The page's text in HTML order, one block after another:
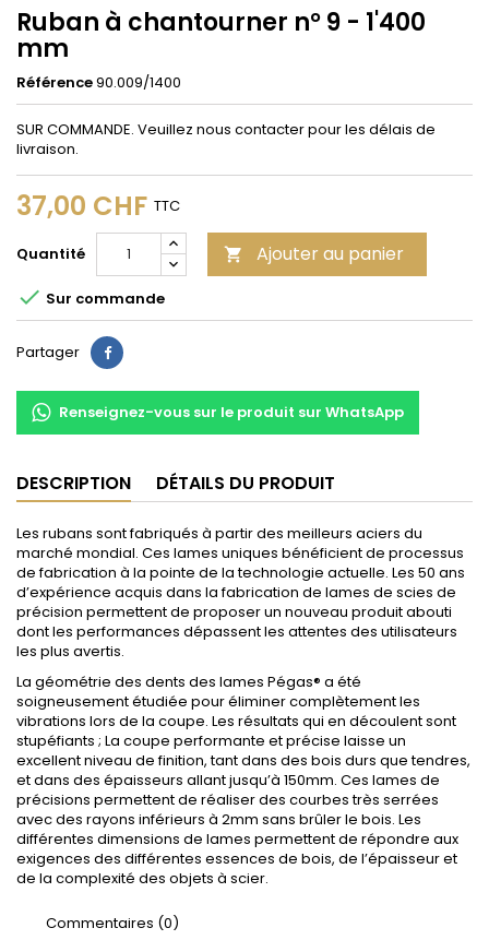
Ruban à chantourner n° 9 - 1'400
mm
Référence90.009/1400
SUR COMMANDE. Veuillez nous contacter pour les délais de
livraison.
37,00 CHF TTC
Quantité  Ajouter au panier
 Sur commande
Partager Partager
Renseignez-vous sur le produit sur WhatsApp
DESCRIPTION DÉTAILS DU PRODUIT
Les rubans sont fabriqués à partir des meilleurs aciers du
marché mondial. Ces lames uniques bénéficient de processus
de fabrication à la pointe de la technologie actuelle. Les 50 ans
d’expérience acquis dans la fabrication de lames de scies de
précision permettent de proposer un nouveau produit abouti
dont les performances dépassent les attentes des utilisateurs
les plus avertis.
La géométrie des dents des lames Pégas® a été
soigneusement étudiée pour éliminer complètement les
vibrations lors de la coupe. Les résultats qui en découlent sont
stupéfiants ; La coupe performante et précise laisse un
excellent niveau de finition, tant dans des bois durs que tendres,
et dans des épaisseurs allant jusqu’à 150mm. Ces lames de
précisions permettent de réaliser des courbes très serrées
avec des rayons inférieurs à 2mm sans brûler le bois. Les
différentes dimensions de lames permettent de répondre aux
exigences des différentes essences de bois, de l’épaisseur et
de la complexité des objets à scier.
Commentaires (0)